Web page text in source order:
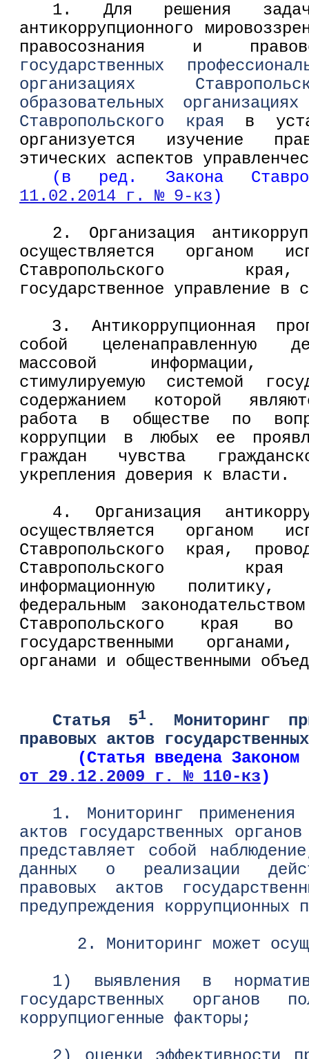
1. Для решения
антикоррупционного
правосознания и
государственных
организациях
образовательных
Ставропольского края в
организуется изучение
этических аспектов
(в ред. Закона
11.02.2014 г. № 9-кз )
2. Организация
осуществляется органом
Ставропольского
государственное управление в
3. Антикоррупционная
собой целенаправленную
массовой информации,
стимулируемую системой
содержанием которой
работа в обществе по
коррупции в любых ее
граждан чувства
укрепления доверия к власти.
4. Организация
осуществляется органом
Ставропольского края,
Ставропольского края
информационную
федеральным
Ставропольского края
государственными органами,
органами и общественными
Статья 51 . Мониторинг
правовых актов
(Статья введена Законом
от 29.12.2009 г. № 110-кз)
1. Мониторинг применения
актов государственных
представляет собой
данных о реализации
правовых актов
предупреждения коррупционных
2. Мониторинг может
1) выявления в
государственных органов
коррупциогенные факторы;